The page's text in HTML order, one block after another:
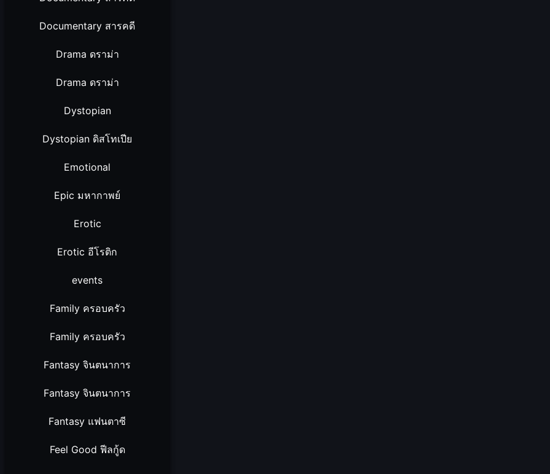
Documentary สารคดี
Drama ดราม่า
Drama ดราม่า
Dystopian
Dystopian ดิสโทเปีย
Emotional
Epic มหากาพย์
Erotic
Erotic อีโรติก
events
Family ครอบครัว
Family ครอบครัว
Fantasy จินตนาการ
Fantasy จินตนาการ
Fantasy แฟนตาซี
Feel Good ฟีลกู้ด